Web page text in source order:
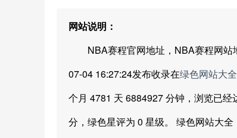
网站说明：
NBA赛程官网地址，NBA赛程网站
07-04 16:27:24发布收录在绿色网站大全
个月 4781 天 6884927 分钟，浏览已
分，绿色星评为 0 星级。 绿色网站大